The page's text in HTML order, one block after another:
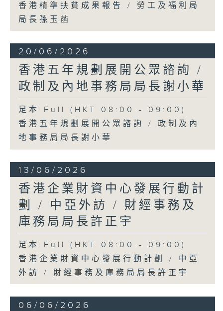
香港精準扶貧成果報告 / 勞工及福利局
局長孫玉菡
20/06/2026
香港五年規劃展開公眾諮詢 /
政制及內地事務局局長謝小華
足本 Full (HKT 08:00 - 09:00)
香港五年規劃展開公眾諮詢 / 政制及內
地事務局局長謝小華
13/06/2026
香港企業財資中心發展行動計
劃 / 中亞外訪 / 財經事務及
庫務局局長許正宇
足本 Full (HKT 08:00 - 09:00)
香港企業財資中心發展行動計劃 / 中亞
外訪 / 財經事務及庫務局局長許正宇
06/06/2026